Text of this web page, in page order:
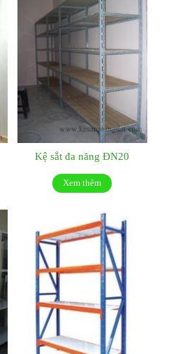
Kệ sắt đa năng ĐN20
Xem thêm